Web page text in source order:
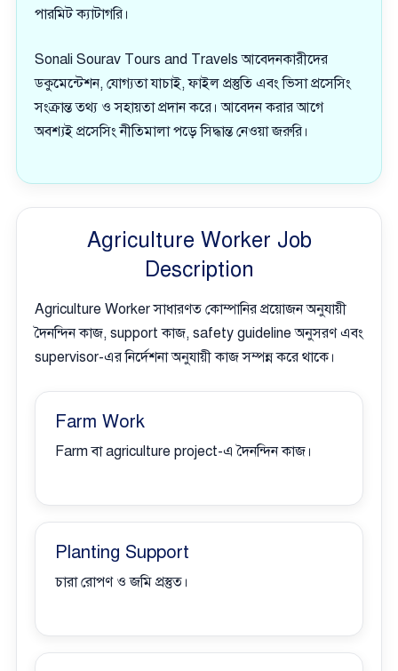
পারমিট ক্যাটাগরি।
Sonali Sourav Tours and Travels আবেদনকারীদের
ডকুমেন্টেশন, যোগ্যতা যাচাই, ফাইল প্রস্তুতি এবং ভিসা প্রসেসিং
সংক্রান্ত তথ্য ও সহায়তা প্রদান করে। আবেদন করার আগে
অবশ্যই প্রসেসিং নীতিমালা পড়ে সিদ্ধান্ত নেওয়া জরুরি।
Agriculture Worker Job
Description
Agriculture Worker সাধারণত কোম্পানির প্রয়োজন অনুযায়ী
দৈনন্দিন কাজ, support কাজ, safety guideline অনুসরণ এবং
supervisor-এর নির্দেশনা অনুযায়ী কাজ সম্পন্ন করে থাকে।
Farm Work
Farm বা agriculture project-এ দৈনন্দিন কাজ।
Planting Support
চারা রোপণ ও জমি প্রস্তুত।